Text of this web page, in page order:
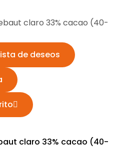
de deseos
claro 33% cacao (40-